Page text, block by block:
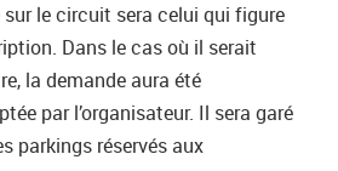
le circuit sera celui qui figure
Dans le cas où il serait
la demande aura été
par l’organisateur. Il sera garé
parkings réservés aux